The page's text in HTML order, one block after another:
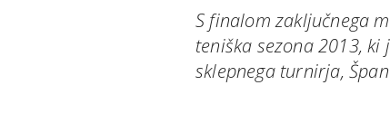
S finalom zaključnega
teniška sezona 2013,
sklepnega turnirja,